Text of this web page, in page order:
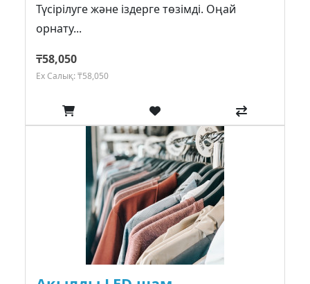
Түсірілуге және іздерге төзімді. Оңай
орнату...
₸58,050
Ex Салық: ₸58,050